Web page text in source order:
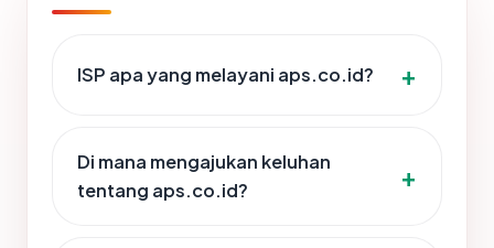
ISP apa yang melayani aps.co.id?
Di mana mengajukan keluhan
tentang aps.co.id?